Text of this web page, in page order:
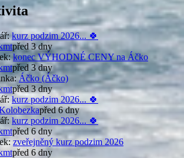
kurz podzim 2026... 🍀
před 3 dny
konec VÝHODNÉ CENY na Áčko
před 3 dny
Áčko (Áčko)
před 3 dny
kurz podzim 2026... 🍀
před 6 dny
kurz podzim 2026... 🍀
před 6 dny
zveřejněný kurz podzim 2026
před 6 dny